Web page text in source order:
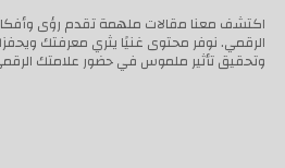
اكتشف معنا مقالات ملهمة تقدم رؤى
الرقمي. نوفر محتوى غنيًا يثري معرفتك
وتحقيق تأثير ملموس في حضور علامتك